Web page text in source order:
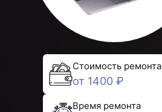
Стоимость ремонта
от 1400 ₽
Время ремонта